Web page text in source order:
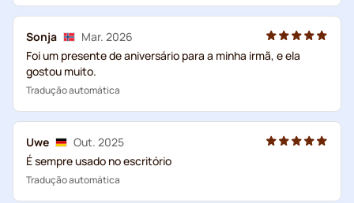
Sonja
Mar. 2026
Foi um presente de aniversário para a minha irmã, e ela
gostou muito.
Tradução automática
Uwe
Out. 2025
É sempre usado no escritório
Tradução automática